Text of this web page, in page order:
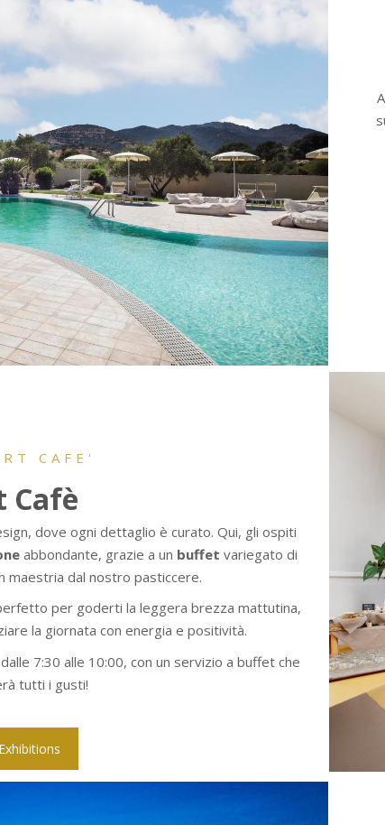
CAFE'
Cafè
dove ogni dettaglio è curato. Qui, gli ospiti
abbondante, grazie a un buffet variegato di
maestria dal nostro pasticcere.
per goderti la leggera brezza mattutina,
la giornata con energia e positività.
7:30 alle 10:00, con un servizio a buffet che
tutti i gusti!